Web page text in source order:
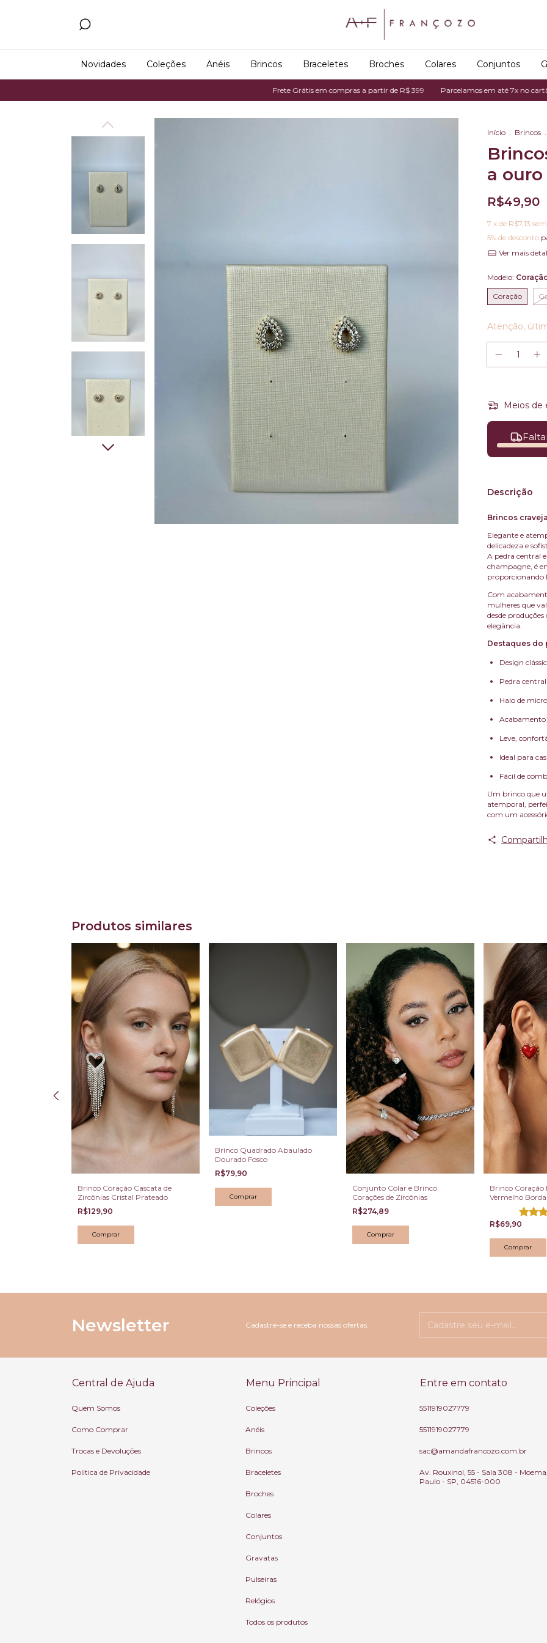
Novidades Coleções Anéis Brincos Braceletes Broches Colares Conjuntos
Frete Grátis em compras a partir de R$ 399 Parcelamos em até 7x no cartão de
Início . Brincos .
a ouro
R$49,90
7 x de R$7,13
5% de desconto
Ver mais
Modelo:
Coração
Atenção,
Meios de
Descrição
Brincos
Elegante e
delicadeza e
A pedra central
champagne, é
proporcionando
Com
mulheres que
desde
elegância.
Destaques do
Design
Pedra
Halo de
Acabamento
Leve,
Ideal para
Fácil de
Um brinco que
atemporal,
com um
Produtos similares
Brinco Coração Cascata de
Zircônias Cristal Prateado
R$129,90
Brinco Quadrado Abaulado
Dourado Fosco
R$79,90
Conjunto Colar e Brinco
Corações de Zircônias
R$274,89
Brinco Coração
Vermelho
R$69,90
Newsletter Cadastre-se e receba nossas ofertas.
Central de Ajuda
Quem Somos
Como Comprar
Trocas e Devoluções
Politica de Privacidade
Menu Principal
Coleções
Anéis
Brincos
Braceletes
Broches
Colares
Conjuntos
Gravatas
Pulseiras
Relógios
Todos os produtos
Entre em contato
5511919027779
5511919027779
sac@amandafrancozo.com.br
Av. Rouxinol, 55 - Sala 308 -
Paulo - SP, 04516-000